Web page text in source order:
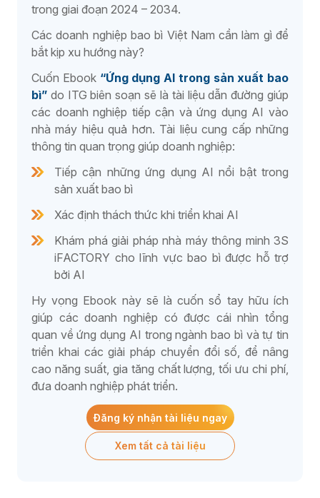
Khác
trong giai đoạn 2024 – 2034.
Các doanh nghiệp bao bì Việt Nam cần làm gì để
bắt kịp xu hướng này?
Cuốn Ebook “Ứng dụng AI trong sản xuất bao
bì” do ITG biên soạn sẽ là tài liệu dẫn đường giúp
các doanh nghiệp tiếp cận và ứng dụng AI vào
nhà máy hiệu quả hơn. Tài liệu cung cấp những
thông tin quan trọng giúp doanh nghiệp:
Tiếp cận những ứng dụng AI nổi bật trong
sản xuất bao bì
Xác định thách thức khi triển khai AI
Khám phá giải pháp nhà máy thông minh 3S
iFACTORY cho lĩnh vực bao bì được hỗ trợ
bởi AI
Hy vọng Ebook này sẽ là cuốn sổ tay hữu ích
giúp các doanh nghiệp có được cái nhìn tổng
quan về ứng dụng AI trong ngành bao bì và tự tin
triển khai các giải pháp chuyển đổi số, để nâng
cao năng suất, gia tăng chất lượng, tối ưu chi phí,
đưa doanh nghiệp phát triển.
Đăng ký nhận tài liệu ngay
Xem tất cả tài liệu